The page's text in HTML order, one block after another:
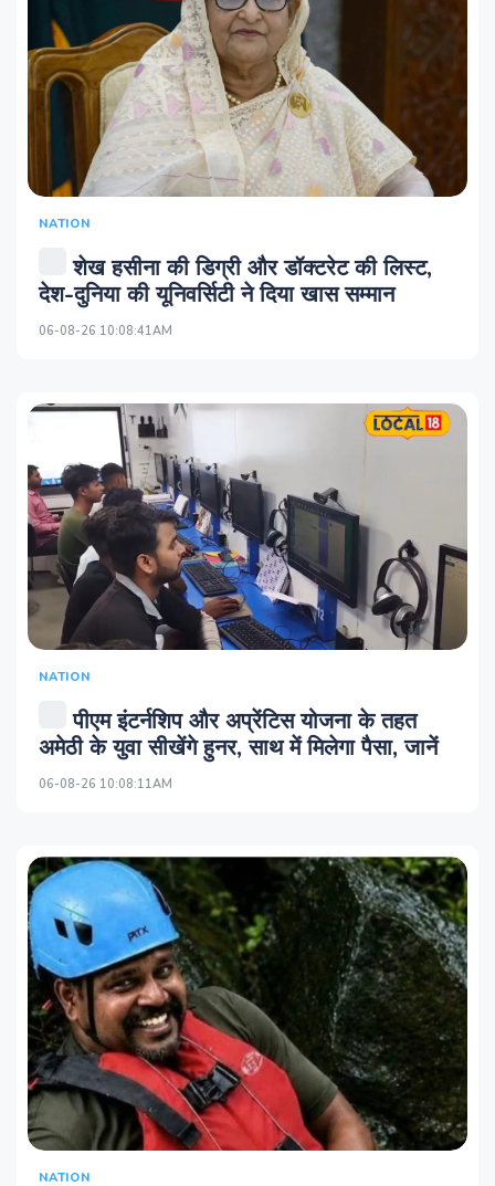
NATION
शेख हसीना की डिग्री और डॉक्टरेट की लिस्ट,
देश-दुनिया की यूनिवर्सिटी ने दिया खास सम्मान
06-08-26 10:08:41AM
NATION
पीएम इंटर्नशिप और अप्रेंटिस योजना के तहत
अमेठी के युवा सीखेंगे हुनर, साथ में मिलेगा पैसा, जानें
06-08-26 10:08:11AM
NATION